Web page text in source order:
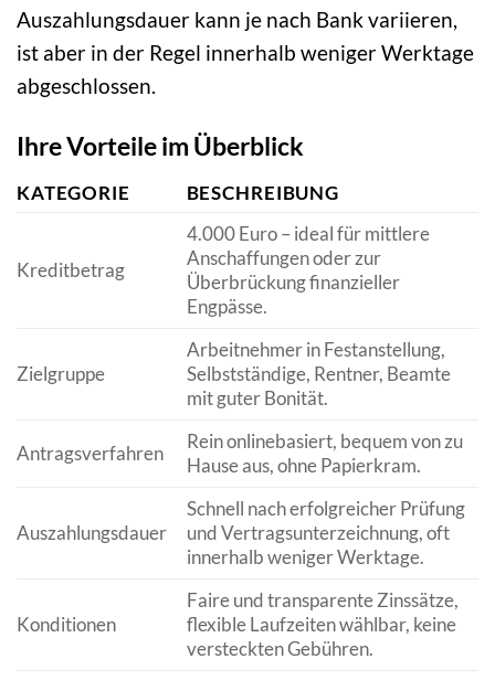
Auszahlungsdauer kann je nach Bank variieren,
ist aber in der Regel innerhalb weniger Werktage
abgeschlossen.
Ihre Vorteile im Überblick
KATEGORIE BESCHREIBUNG
Kreditbetrag
4.000 Euro – ideal für mittlere
Anschaffungen oder zur
Überbrückung finanzieller
Engpässe.
Zielgruppe
Arbeitnehmer in Festanstellung,
Selbstständige, Rentner, Beamte
mit guter Bonität.
Antragsverfahren
Rein onlinebasiert, bequem von zu
Hause aus, ohne Papierkram.
Auszahlungsdauer
Schnell nach erfolgreicher Prüfung
und Vertragsunterzeichnung, oft
innerhalb weniger Werktage.
Konditionen
Faire und transparente Zinssätze,
flexible Laufzeiten wählbar, keine
versteckten Gebühren.